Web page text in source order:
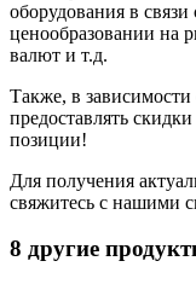
оборудования в
ценообразовании на
валют и т.д.
Также, в
предоставлять
позиции!
Для получения
свяжитесь с нашими
8 другие